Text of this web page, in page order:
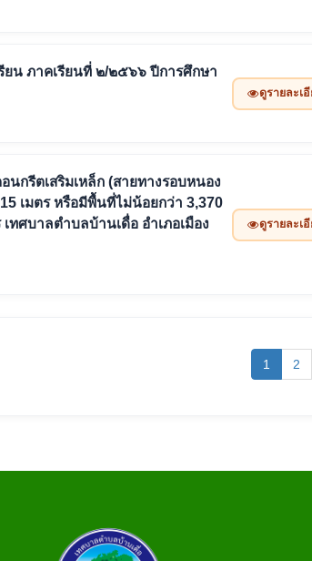
ยน ภาคเรียนที่ ๒/๒๕๖๖ ปีการศึกษา
ดูรายละเ
กรีตเสริมเหล็ก (สายทางรอบหนอง
เมตร หรือมีพื้นที่ไม่น้อยกว่า 3,370
ทศบาลตำบลบ้านเดื่อ อำเภอเมือง
ดูรายละเ
1 (current)
2